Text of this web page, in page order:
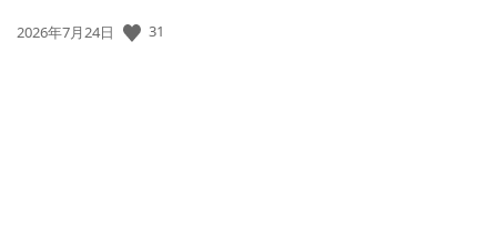
公
2026年7月24日 31